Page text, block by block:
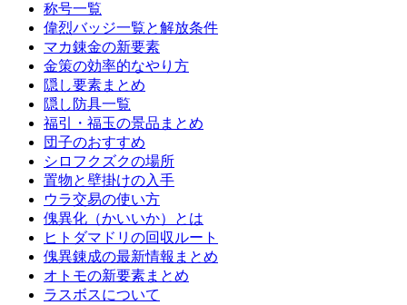
称号一覧
偉烈バッジ一覧と解放条件
マカ錬金の新要素
金策の効率的なやり方
隠し要素まとめ
隠し防具一覧
福引・福玉の景品まとめ
団子のおすすめ
シロフクズクの場所
置物と壁掛けの入手
ウラ交易の使い方
傀異化（かいいか）とは
ヒトダマドリの回収ルート
傀異錬成の最新情報まとめ
オトモの新要素まとめ
ラスボスについて